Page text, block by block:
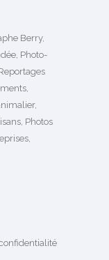
Berry,
Photo-
Photos